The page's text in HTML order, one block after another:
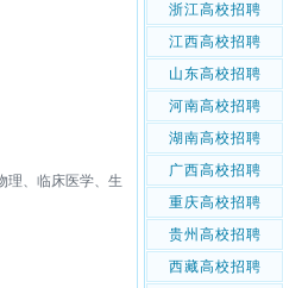
理、临床医学、生
浙江高校招聘
江西高校招聘
山东高校招聘
河南高校招聘
湖南高校招聘
广西高校招聘
重庆高校招聘
贵州高校招聘
西藏高校招聘